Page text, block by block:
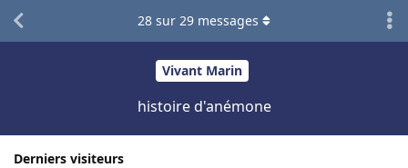
Vivant Marin
histoire d'anémone
Derniers visiteurs
28 sur 29 messages